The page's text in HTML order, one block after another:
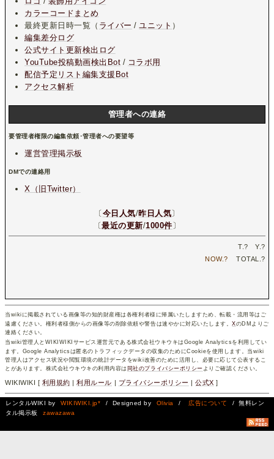
カラーコードまとめ
最終更新日時一覧（ ライバー /ユニット ）
編集差分ログ
公式サイト更新検出ログ
YouTube投稿動画検出Bot / コラボ用
配信予定リスト編集支援Bot
アクセス解析
管理者への連絡
要管理者権限の編集依頼･管理者への要望等
運営管理掲示板
DMでの連絡用
X（旧Twitter）
〔 今日人気/昨日人気〕
〔最近の更新/1000件 〕
T.? Y.?
NOW.? TOTAL.?
当wikiに掲載されている画像等の知的財産権は各権利者様に帰属いたしますため、転載・流用等はご
遠慮ください。権利者様側からの画像等の削除依頼や警告は速やかに対応いたします。XのDMよりご
連絡ください。
当wiki管理人とWIKIWIKIサービス運営元である株式会社ウキウキはGoogle Analyticsを利用してい
ます。Google Analyticsは匿名のトラフィックデータの収集のためにCookieを使用します。当wiki
管理人はアクセス状況や閲覧環境の統計データをwiki改善のために活用し、必要に応じて公表するこ
とがあります。株式会社ウキウキの利用内容は 同社のプライバシーポリシー よりご確認ください。
WIKIWIKI [ 利用規約 |利用ルール | プライバシーポリシー |公式X ]
レンタルWIKI by WIKIWIKI.jp* / Designed by Olivia / 広告について
/ 無料レン
タル掲示板
zawazawa